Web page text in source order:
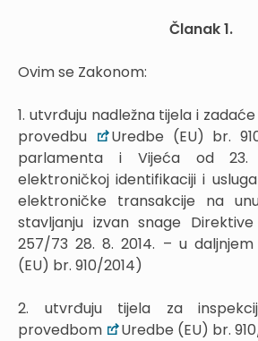
Članak 1.
Ovim se Zakonom:
1. utvrđuju nadležna tijela i
provedbu
Uredbe (EU) br.
parlamenta i Vijeća od 23.
elektroničkoj identifikaciji i
elektroničke transakcije na
stavljanju izvan snage Direktive
257/73 28. 8. 2014. – u
(EU) br. 910/2014)
2. utvrđuju tijela za
provedbom
Uredbe (EU) br.